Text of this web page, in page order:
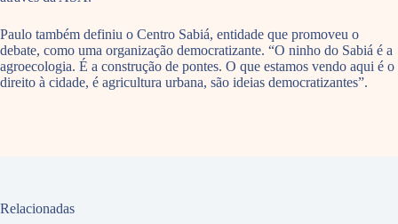
Paulo também definiu o Centro Sabiá, entidade que promoveu o
debate, como uma organização democratizante. “O ninho do Sabiá é a
agroecologia. É a construção de pontes. O que estamos vendo aqui é o
direito à cidade, é agricultura urbana, são ideias democratizantes”.
Relacionadas